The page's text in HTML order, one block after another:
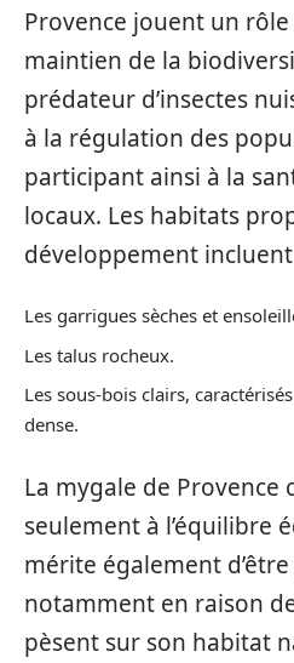
Provence jouent un
maintien de la
prédateur d’insectes
à la régulation des
participant ainsi à la
locaux. Les habitats
développement
Les garrigues sèches et
Les talus rocheux.
Les sous-bois clairs,
dense.
La mygale de Provence
seulement à l’équilibre
mérite également
notamment en raison
pèsent sur son habitat